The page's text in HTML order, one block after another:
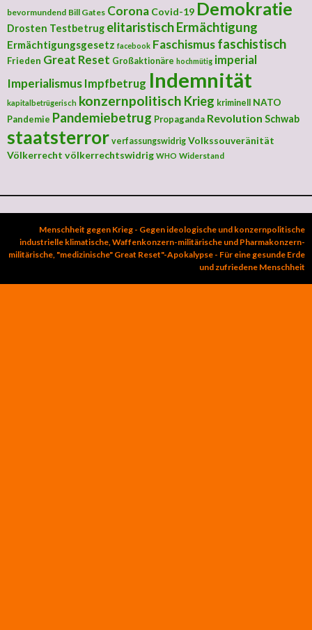
bevormundend Bill Gates Corona Covid-19 Demokratie
Drosten Testbetrug elitaristischErmächtigung
Ermächtigungsgesetz facebook Faschismusfaschistisch
Frieden Great Reset Großaktionäre hochmütig imperial
Imperialismus Impfbetrug Indemnität
kapitalbetrügerisch konzernpolitisch Krieg kriminell
NATO
Pandemie Pandemiebetrug Propaganda Revolution Schwab
staatsterror verfassungswidrig Volkssouveränität
Völkerrecht völkerrechtswidrig WHO Widerstand
Menschheit gegen Krieg - Gegen ideologische und konzernpolitische
industrielle klimatische, Waffenkonzern-militärische und Pharmakonzern-
militärische, "medizinische" Great Reset"-Apokalypse - Für eine gesunde Erde
und zufriedene Menschheit